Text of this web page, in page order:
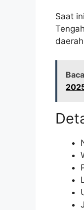
Saat